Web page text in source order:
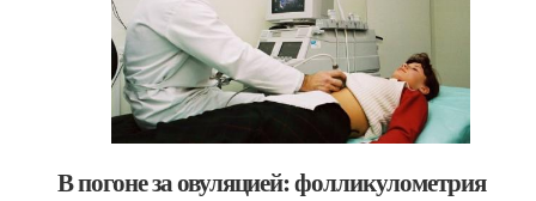
В погоне за овуляцией: фолликулометрия